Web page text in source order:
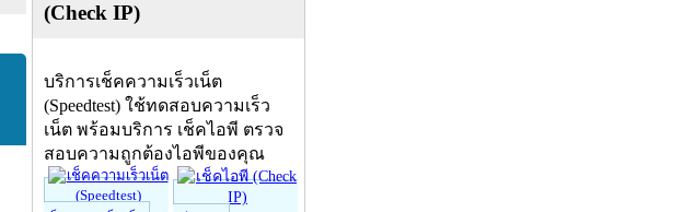
(Check IP)
บริการเช็คความเร็วเน็ต
(Speedtest) ใช้ทดสอบความเร็ว
เน็ต พร้อมบริการ เช็คไอพี ตรวจ
สอบความถูกต้องไอพีของคุณ